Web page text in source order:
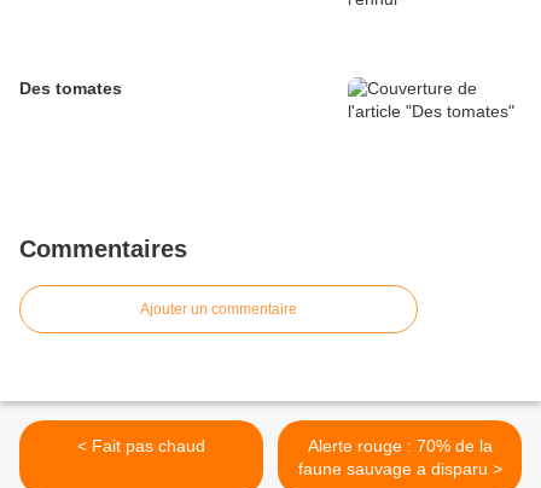
Des tomates
Commentaires
Ajouter un commentaire
< Fait pas chaud
Alerte rouge : 70% de la
faune sauvage a disparu >